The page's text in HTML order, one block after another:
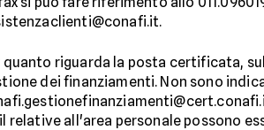
quanto riguarda la posta certificata,
dei finanziamenti. Non sono
relative all'area personale possono